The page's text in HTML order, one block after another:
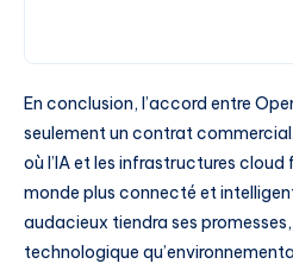
En conclusion, l’accord entre
seulement un contrat commercial.
où l’IA et les infrastructures
monde plus connecté et
audacieux tiendra ses
technologique